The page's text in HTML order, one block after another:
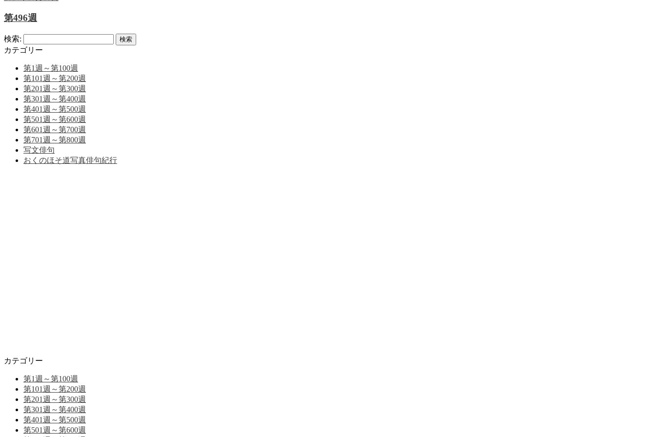
第496週
検索:
カテゴリー
第1週～第100週
第101週～第200週
第201週～第300週
第301週～第400週
第401週～第500週
第501週～第600週
第601週～第700週
第701週～第800週
写文俳句
おくのほそ道写真俳句紀行
カテゴリー
第1週～第100週
第101週～第200週
第201週～第300週
第301週～第400週
第401週～第500週
第501週～第600週